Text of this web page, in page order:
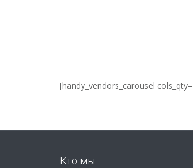
[handy_vendors_carousel
Кто мы